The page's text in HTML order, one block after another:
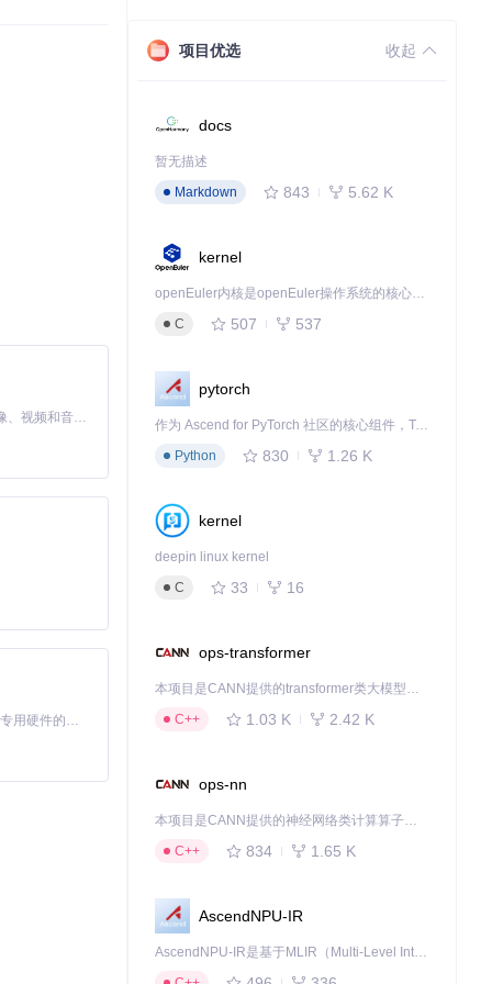
MiniMax H3 是一个通用的全模态生成系统。它支持对由文本、图像、视频和音频组成的多模态上下文进行统一理解，并能生成分辨率高达 2K、时长可达 15 秒的带原生立体声音频的视频。得益于面向任务泛化的系统设计，H3 在预训练阶段就已具备广泛的多模态上下文理解与生成能力，能够出色地执行复杂的多模态指令。
基于Python的Xiaozhi AI，适用于想要完整Xiaozhi体验而无需拥有专用硬件的用户。
项目优选 收起
docs
暂无描述
Markdown
843 5.62 K
kernel
openEuler内核是openEuler操作系统的核心，既是系统性能与稳定性的基石，也是连接处理器、设备与服务的桥梁。
C
507 537
pytorch
作为 Ascend for PyTorch 社区的核心组件，TorchNPU 是昇腾专为 PyTorch 打造的深度学习适配插件，使 PyTorch 框架能够直接调用昇腾 NPU，为开发者提供昇腾 AI 处理器的超强算力。
Python
830 1.26 K
kernel
deepin linux kernel
C
33 16
ops-transformer
本项目是CANN提供的transformer类大模型算子库，实现网络在NPU上加速计算。
C++
1.03 K 2.42 K
ops-nn
本项目是CANN提供的神经网络类计算算子库，实现网络在NPU上加速计算。
C++
834 1.65 K
AscendNPU-IR
AscendNPU-IR是基于MLIR（Multi-Level Intermediate Representation）构建的，面向昇腾亲和算子编译时使用的中间表示，提供昇腾完备表达能力，通过编译优化提升昇腾AI处理器计算效率，支持通过生态框架使能昇腾AI处理器与深度调优